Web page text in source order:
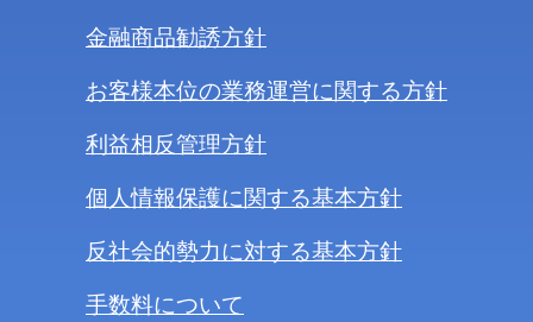
金融商品勧誘方針
お客様本位の業務運営に関する方針
利益相反管理方針
個人情報保護に関する基本方針
反社会的勢力に対する基本方針
手数料について